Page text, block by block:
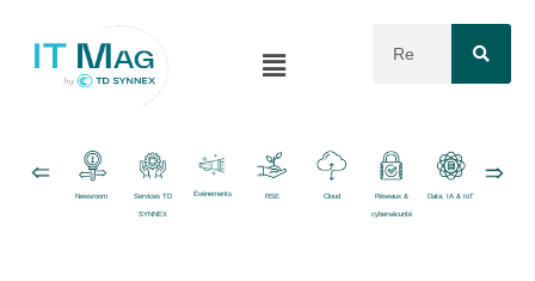
Newsroom Services TD
SYNNEX
Événements RSE Cloud Réseaux &
cybersécurité
Data, IA & IoT